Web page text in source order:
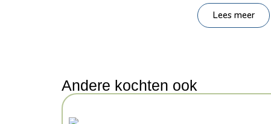
Kleur: Meerkleurig
Lees meer
Andere kochten ook